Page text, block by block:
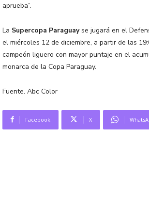
aprueba”.
La Supercopa Paraguayse jugará en el
el miércoles 12 de diciembre, a partir de las
campeón liguero con mayor puntaje en el
monarca de la Copa Paraguay.
Fuente. Abc Color
Facebook X